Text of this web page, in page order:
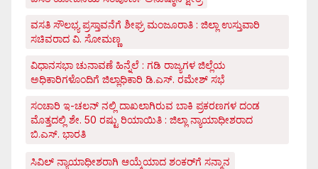
ವಸತಿ ಸೌಲಭ್ಯ ಪ್ರಸ್ತಾವನೆಗೆ ಶೀಘ್ರ ಮಂಜೂರಾತಿ : ಜಿಲ್ಲಾ ಉಸ್ತುವಾರಿ
ಸಚಿವರಾದ ವಿ. ಸೋಮಣ್ಣ
ವಿಧಾನಸಭಾ ಚುನಾವಣೆ ಹಿನ್ನೆಲೆ : ಗಡಿ ರಾಜ್ಯಗಳ ಜಿಲ್ಲೆಯ
ಅಧಿಕಾರಿಗಳೊಂದಿಗೆ ಜಿಲ್ಲಾಧಿಕಾರಿ ಡಿ.ಎಸ್. ರಮೇಶ್ ಸಭೆ
ಸಂಚಾರಿ ಇ-ಚಲನ್ ನಲ್ಲಿ ದಾಖಲಾಗಿರುವ ಬಾಕಿ ಪ್ರಕರಣಗಳ ದಂಡ
ಮೊತ್ತದಲ್ಲಿ ಶೇ. 50 ರಷ್ಟು ರಿಯಾಯಿತಿ : ಜಿಲ್ಲಾ ನ್ಯಾಯಾಧೀಶರಾದ
ಬಿ.ಎಸ್. ಭಾರತಿ
ಸಿವಿಲ್ ನ್ಯಾಯಾಧೀಶರಾಗಿ ಆಯ್ಕೆಯಾದ ಶಂಕರ್‌ಗೆ ಸನ್ಮಾನ